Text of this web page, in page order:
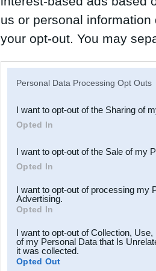
us or personal
your opt-out. You may
Downstream Participants
third parties.
Personal Data Processing Opt Outs
I want to opt-out of the Sharing of
Opted In
I want to opt-out of the Sale of my
Opted In
I want to opt-out of processing my
Advertising.
Opted In
I want to opt-out of Collection,
of my Personal Data that Is
it was collected.
Opted Out